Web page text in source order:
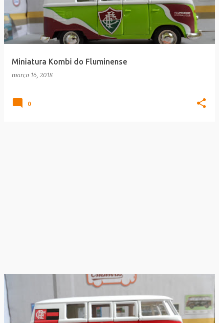
t
a
g
Miniatura Kombi do Fluminense
março 16, 2018
0